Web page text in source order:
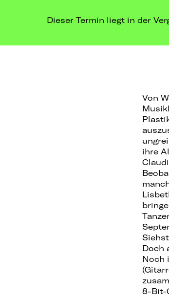
Dieser Termin liegt in der
Von
ihre
Doch
Noch
8-Bit-